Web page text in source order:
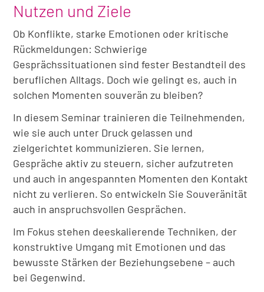
Nutzen und Ziele
Ob Konflikte, starke Emotionen oder kritische
Rückmeldungen: Schwierige
Gesprächssituationen sind fester Bestandteil des
beruflichen Alltags. Doch wie gelingt es, auch in
solchen Momenten souverän zu bleiben?
In diesem Seminar trainieren die Teilnehmenden,
wie sie auch unter Druck gelassen und
zielgerichtet kommunizieren. Sie lernen,
Gespräche aktiv zu steuern, sicher aufzutreten
und auch in angespannten Momenten den Kontakt
nicht zu verlieren. So entwickeln Sie Souveränität
auch in anspruchsvollen Gesprächen.
Im Fokus stehen deeskalierende Techniken, der
konstruktive Umgang mit Emotionen und das
bewusste Stärken der Beziehungsebene – auch
bei Gegenwind.